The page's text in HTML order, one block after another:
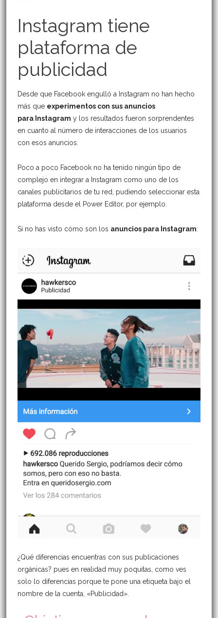
Instagram tiene
plataforma de
publicidad
Desde que Facebook engulló a Instagram no han hecho
más que experimentos con sus anuncios
para Instagram y los resultados fueron sorprendentes
en cuanto al número de interacciones de los usuarios
con esos anuncios.
Poco a poco Facebook no ha tenido ningún tipo de
complejo en integrar a Instagram como uno de los
canales publicitarios de tu red, pudiendo seleccionar esta
plataforma desde el Power Editor, por ejemplo.
Si no has visto cómo son los anuncios para Instagram:
¿Qué diferencias encuentras con sus publicaciones
orgánicas? pues en realidad muy poquitas, como ves
solo lo diferencias porque te pone una etiqueta bajo el
nombre de la cuenta, «Publicidad».